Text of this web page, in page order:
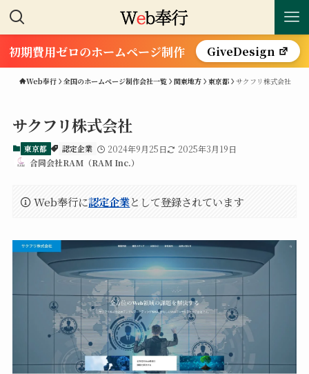
初期費用ゼロのホームページ制作 GiveDesign
Web奉行 全国のホームページ制作会社一覧 関東地方 東京都 サクフリ株式会社
サクフリ株式会社
東京都 認定企業 2024年9月25日
2025年3月19日
合同会社RAM（RAM Inc.）
Web奉行に認定企業として登録されています